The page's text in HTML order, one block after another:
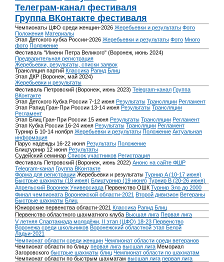
Телеграм-канал фестиваля
Группа ВКонтакте фестиваля
Чемпионаты ЦФО среди женщин-2026 Жеребьевки и результаты Фото
Положения Материалы
Этап Детского кубка России-2026 Жеребьевки и результаты Фото Много
фото Положение
Фестиваль "Имени Петра Великого" (Воронеж, июнь 2024)
Предварительная регистрация
Жеребьевки, результаты, списки заявок
Трансляция партий Классика Рапид Блиц
Этап ДКР (Воронеж, май 2024)
Жеребьевки и результаты
Фестиваль Петровский (Воронеж, июнь 2023) Telegram-канал Группа
ВКонтакте
Этап Детского Кубка России 7-12 июня Результаты Трансляции Регламент
Этап Рапид Гран-При России 13-14 июня Результаты Трансляции
Регламент
Этап Блиц Гран-При России 15 июня Результаты Трансляции Регламент
Этап Кубка России 16-24 июня Результаты Трансляции Регламент
Турнир Б 10-14 ноября Жеребьевки и результаты Положение Актуальная
информация
Парус надежды 16-22 июня Результаты Положение
Блицтурнир 12 июня Результаты
Судейский семинар Список участников Регистрация
Фестиваль Петровский (Воронеж, июнь 2022) Анонс на сайте ФШР
Telegram-канал Группа ВКонтакте
Форма для регистрации Жеребьевки и результаты Турнир A (10-17 июня)
Быстрые шахматы (18 июня) Блицтурнир (19 июня) Турнир B (20-26 июня)
Апрельский Воронеж Универсиада Первенство ОШК Турнир Эло до 2000
Финал чемпионата Воронежской области-2021 Второй дивизион Ветераны
Быстрые шахматы Блиц
Юниорские первенства области-2021 Классика Рапид Блиц
Первенство областного шахматного клуба Высшая лига Первая лига
V летняя Спартакиада молодёжи, II этап (ЦФО) 18-23 Первенство
Воронежа среди школьников Воронежский областной этап Белой
Ладьи-2021
Чемпионат области среди женщин Чемпионат области среди ветеранов
Чемпионат области по блицу первая лига высшая лига Мемориал
Загоровского быстрые шахматы блиц Чемпионат области по шахматам
Чемпионат области по быстрым шахматам высшая лига первая лига